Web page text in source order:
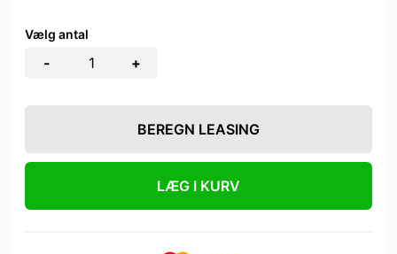
Vælg antal
- +
BEREGN LEASING
LÆG I KURV